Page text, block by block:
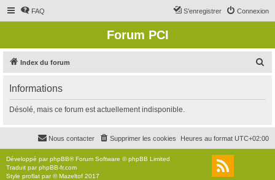
FAQ Connexion
S’enregistrer
Forum PCI
Index du forum
r
c
Informations
Désolé, mais ce forum est actuellement indisponible.
Heures au format UTC+02:00
Supprimer les cookies
Nous contacter
Développé parphpBB® Forum Software © phpBB Limited
Traduit parphpBB-fr.com
Style proflat par ©Mazeltof 2017